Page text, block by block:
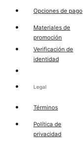
Opciones de pago
Materiales de
promoción
Verificación de
identidad
Legal
Términos
Política de
privacidad